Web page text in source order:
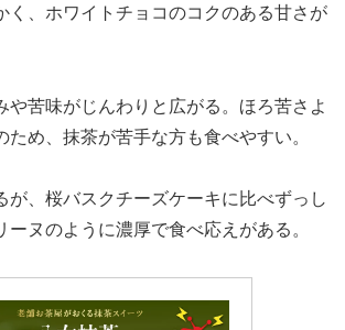
く、ホワイトチョコのコクのある甘さが
や苦味がじんわりと広がる。ほろ苦さよ
ため、抹茶が苦手な方も食べやすい。
が、桜バスクチーズケーキに比べずっし
ーヌのように濃厚で食べ応えがある。